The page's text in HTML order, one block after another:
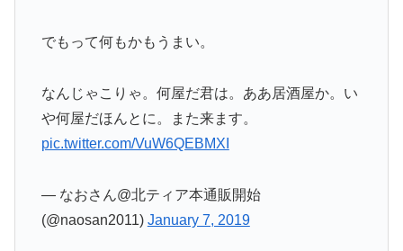
でもって何もかもうまい。
なんじゃこりゃ。何屋だ君は。ああ居酒屋か。い
や何屋だほんとに。また来ます。
pic.twitter.com/VuW6QEBMXI
— なおさん@北ティア本通販開始
(@naosan2011) January 7, 2019